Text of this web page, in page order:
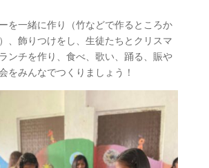
を一緒に作り（竹などで作るところか
、飾りつけをし、生徒たちとクリスマ
ンチを作り、食べ、歌い、踊る、賑や
をみんなでつくりましょう！